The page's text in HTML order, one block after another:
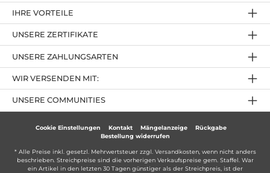
IHRE VORTEILE
UNSERE ZAHLUNGSARTEN
UNSERE ZERTIFIKATE
UNSERE COMMUNITIES
WIR VERSENDEN MIT:
Cookie Einstellungen Kontakt Mängelanzeige
Rückgabe
Bestellung widerrufen
* Alle Preise inkl. gesetzl. Mehrwertsteuer zzgl. Versandkosten, wenn nicht anders
beschrieben. Streichpreise sind die vorherigen Verkaufspreise gem. Staffel. War
ein Artikel in den letzten 30 Tagen günstiger als der Streichpreis, ist der